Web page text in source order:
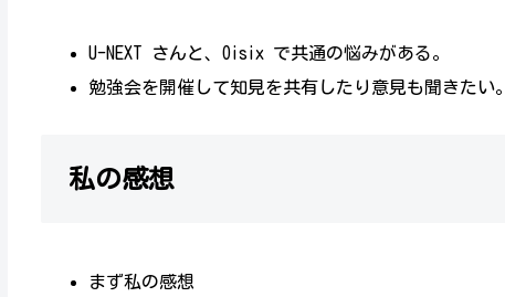
U-NEXT さんと、Oisix で共通の悩みがある。
勉強会を開催して知見を共有したり意見も聞きたい。
私の感想
まず私の感想